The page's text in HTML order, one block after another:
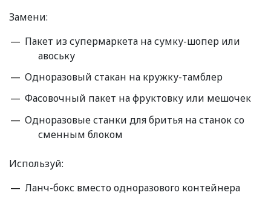
Замени:
Пакет из супермаркета на сумку-шопер или
авоську
Одноразовый стакан на кружку-тамблер
Фасовочный пакет на фруктовку или мешочек
Одноразовые станки для бритья на станок со
сменным блоком
Используй:
Ланч-бокс вместо одноразового контейнера